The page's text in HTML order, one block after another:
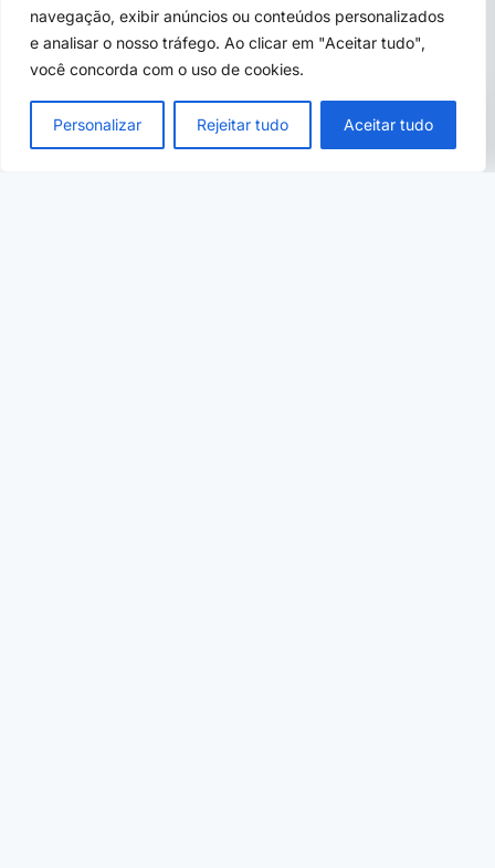
navegação, exibir anúncios ou conteúdos personalizados
e analisar o nosso tráfego. Ao clicar em "Aceitar tudo",
você concorda com o uso de cookies.
Personalizar Rejeitar tudo Aceitar tudo
UFPA abre 160 vagas em cursinho gratuito
para o Enem: veja como se inscrever